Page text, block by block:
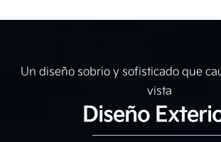
vista
Diseño Exterior